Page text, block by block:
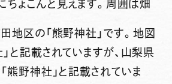
ょこんと見えます。周囲は畑
田地区の 「熊野神社」です。地図
と記載されていますが、山梨県
「熊野神社」と記載されていま